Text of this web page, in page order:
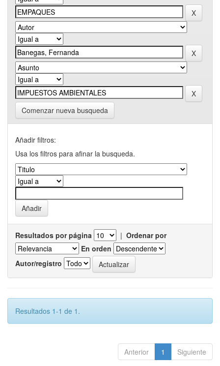
Comenzar nueva busqueda
Añadir filtros:
Usa los filtros para afinar la busqueda.
Resultados por página | Ordenar por
En orden
Autor/registro
Resultados 1-1 de 1.
Anterior 1 Siguiente